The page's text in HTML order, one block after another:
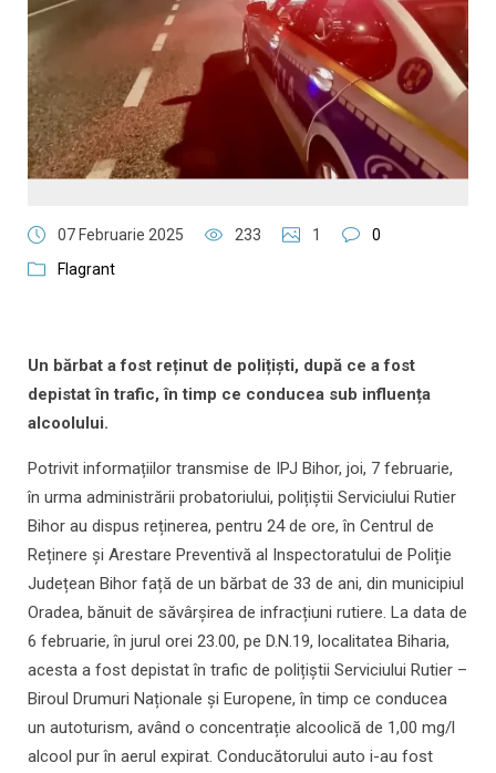
07 Februarie 2025 233 1
0
Flagrant
Un bărbat a fost reținut de polițiști, după ce a fost
depistat în trafic, în timp ce conducea sub influența
alcoolului.
Potrivit informațiilor transmise de IPJ Bihor, joi, 7 februarie,
în urma administrării probatoriului, polițiștii Serviciului Rutier
Bihor au dispus reținerea, pentru 24 de ore, în Centrul de
Reținere și Arestare Preventivă al Inspectoratului de Poliție
Județean Bihor față de un bărbat de 33 de ani, din municipiul
Oradea, bănuit de săvârșirea de infracțiuni rutiere. La data de
6 februarie, în jurul orei 23.00, pe D.N.19, localitatea Biharia,
acesta a fost depistat în trafic de polițiștii Serviciului Rutier –
Biroul Drumuri Naționale și Europene, în timp ce conducea
un autoturism, având o concentrație alcoolică de 1,00 mg/l
alcool pur în aerul expirat. Conducătorului auto i-au fost